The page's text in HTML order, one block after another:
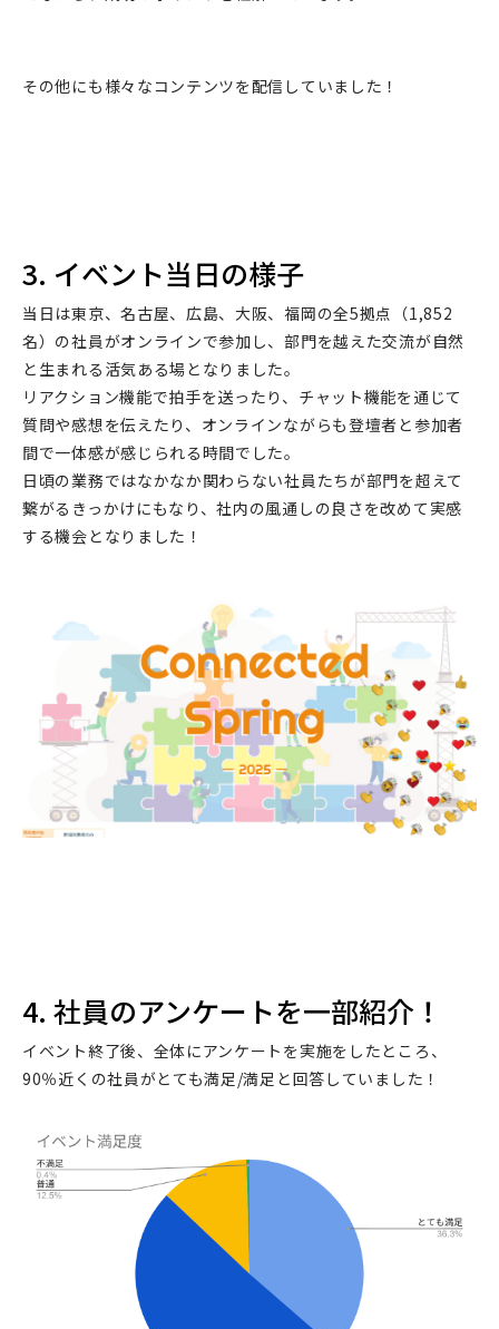
その他にも様々なコンテンツを配信していました！
3. イベント当日の様子
当日は東京、名古屋、広島、大阪、福岡の全5拠点（1,852
名）の社員がオンラインで参加し、部門を越えた交流が自然
と生まれる活気ある場となりました。
リアクション機能で拍手を送ったり、チャット機能を通じて
質問や感想を伝えたり、オンラインながらも登壇者と参加者
間で一体感が感じられる時間でした。
日頃の業務ではなかなか関わらない社員たちが部門を超えて
繋がるきっかけにもなり、社内の風通しの良さを改めて実感
する機会となりました！
4. 社員のアンケートを一部紹介！
イベント終了後、全体にアンケートを実施をしたところ、
90％近くの社員がとても満足/満足と回答していました！